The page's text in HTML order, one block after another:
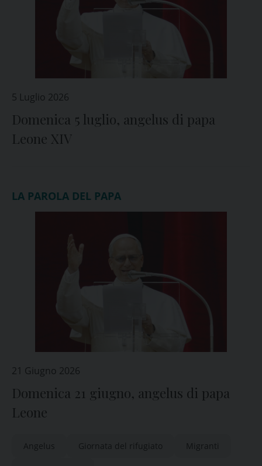
5 Luglio 2026
Domenica 5 luglio, angelus di papa
Leone XIV
LA PAROLA DEL PAPA
21 Giugno 2026
Domenica 21 giugno, angelus di papa
Leone
Angelus Giornata del rifugiato Migranti